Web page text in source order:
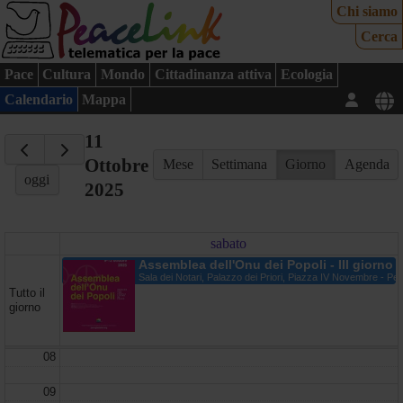
Chi siamo
Cerca
Pace Cultura Mondo Cittadinanza attiva
Ecologia
Calendario
Mappa
oggi
11
Ottobre
2025
Mese Settimana Giorno Agenda
sabato
Tutto il
giorno
Assemblea dell'Onu dei Popoli - III giorno
Sala dei Notari, Palazzo dei Priori, Piazza IV Novembre -
08
09